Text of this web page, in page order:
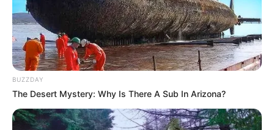
BUZZDAY
The Desert Mystery: Why Is There A Sub In Arizona?